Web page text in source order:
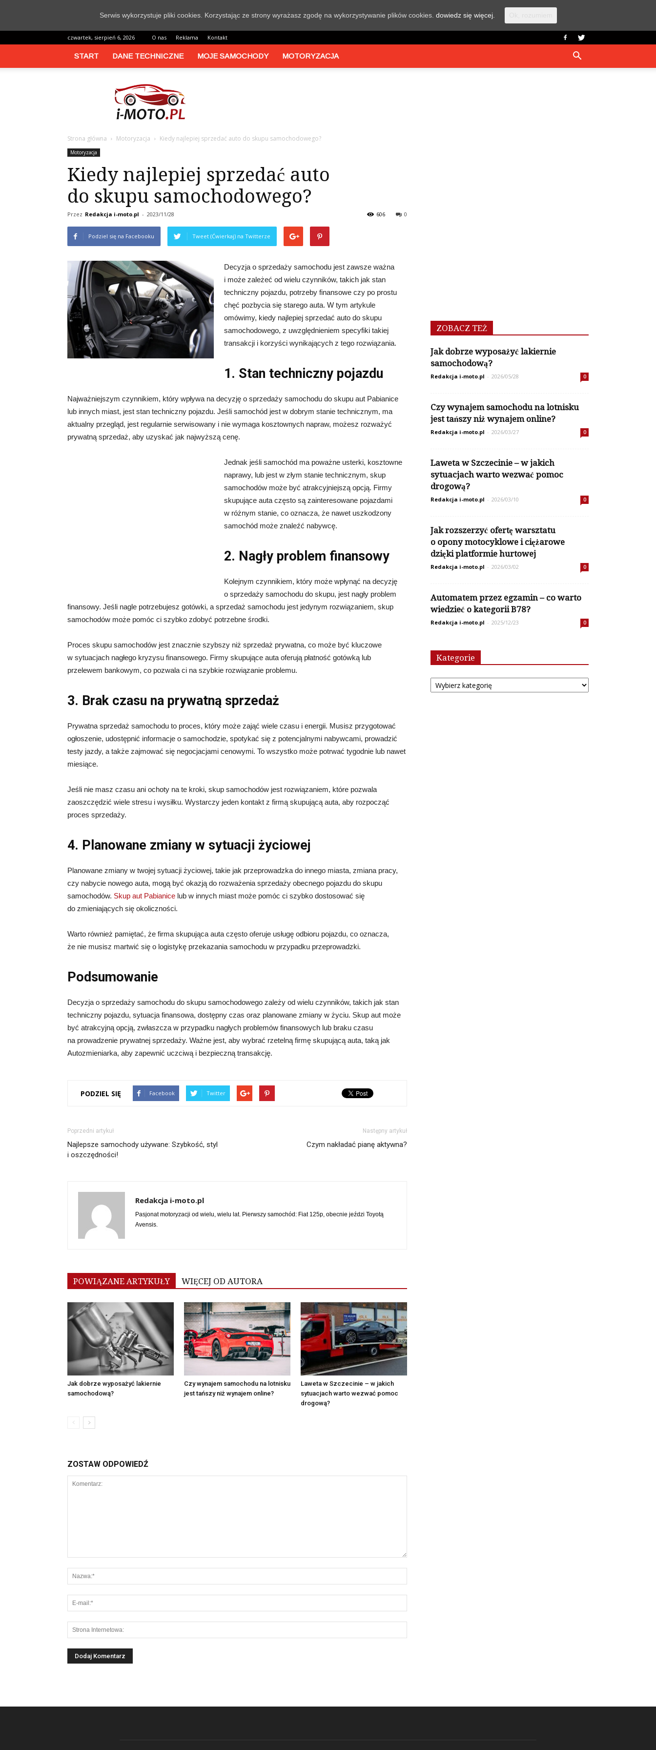
czwartek, sierpień 6, 2026 O nas Reklama Kontakt
START DANE TECHNICZNE MOJE SAMOCHODY MOTORYZACJA
moto.pl
Strona główna Motoryzacja Kiedy najlepiej sprzedać auto do skupu samochodowego?
Motoryzacja
Kiedy najlepiej sprzedać auto
do skupu samochodowego?
Przez Redakcja i-moto.pl - 2023/11/28 0
606
Podziel się na Facebooku Tweet (Ćwierkaj) na Twitterze
Decyzja o sprzedaży samochodu jest zawsze ważna
i może zależeć od wielu czynników, takich jak stan
techniczny pojazdu, potrzeby finansowe czy po prostu
chęć pozbycia się starego auta. W tym artykule
omówimy, kiedy najlepiej sprzedać auto do skupu
samochodowego, z uwzględnieniem specyfiki takiej
transakcji i korzyści wynikających z tego rozwiązania.
1. Stan techniczny pojazdu
Najważniejszym czynnikiem, który wpływa na decyzję o sprzedaży samochodu do skupu aut Pabianice
lub innych miast, jest stan techniczny pojazdu. Jeśli samochód jest w dobrym stanie technicznym, ma
aktualny przegląd, jest regularnie serwisowany i nie wymaga kosztownych napraw, możesz rozważyć
prywatną sprzedaż, aby uzyskać jak najwyższą cenę.
Jednak jeśli samochód ma poważne usterki, kosztowne
naprawy, lub jest w złym stanie technicznym, skup
samochodów może być atrakcyjniejszą opcją. Firmy
skupujące auta często są zainteresowane pojazdami
w różnym stanie, co oznacza, że nawet uszkodzony
samochód może znaleźć nabywcę.
2. Nagły problem finansowy
Kolejnym czynnikiem, który może wpłynąć na decyzję
o sprzedaży samochodu do skupu, jest nagły problem
finansowy. Jeśli nagle potrzebujesz gotówki, a sprzedaż samochodu jest jedynym rozwiązaniem, skup
samochodów może pomóc ci szybko zdobyć potrzebne środki.
Proces skupu samochodów jest znacznie szybszy niż sprzedaż prywatna, co może być kluczowe
w sytuacjach nagłego kryzysu finansowego. Firmy skupujące auta oferują płatność gotówką lub
przelewem bankowym, co pozwala ci na szybkie rozwiązanie problemu.
3. Brak czasu na prywatną sprzedaż
Prywatna sprzedaż samochodu to proces, który może zająć wiele czasu i energii. Musisz przygotować
ogłoszenie, udostępnić informacje o samochodzie, spotykać się z potencjalnymi nabywcami, prowadzić
testy jazdy, a także zajmować się negocjacjami cenowymi. To wszystko może potrwać tygodnie lub nawet
miesiące.
Jeśli nie masz czasu ani ochoty na te kroki, skup samochodów jest rozwiązaniem, które pozwala
zaoszczędzić wiele stresu i wysiłku. Wystarczy jeden kontakt z firmą skupującą auta, aby rozpocząć
proces sprzedaży.
4. Planowane zmiany w sytuacji życiowej
Planowane zmiany w twojej sytuacji życiowej, takie jak przeprowadzka do innego miasta, zmiana pracy,
czy nabycie nowego auta, mogą być okazją do rozważenia sprzedaży obecnego pojazdu do skupu
samochodów. Skup aut Pabianice lub w innych miast może pomóc ci szybko dostosować się
do zmieniających się okoliczności.
Warto również pamiętać, że firma skupująca auta często oferuje usługę odbioru pojazdu, co oznacza,
że nie musisz martwić się o logistykę przekazania samochodu w przypadku przeprowadzki.
Podsumowanie
Decyzja o sprzedaży samochodu do skupu samochodowego zależy od wielu czynników, takich jak stan
techniczny pojazdu, sytuacja finansowa, dostępny czas oraz planowane zmiany w życiu. Skup aut może
być atrakcyjną opcją, zwłaszcza w przypadku nagłych problemów finansowych lub braku czasu
na prowadzenie prywatnej sprzedaży. Ważne jest, aby wybrać rzetelną firmę skupującą auta, taką jak
Autozmieniarka, aby zapewnić uczciwą i bezpieczną transakcję.
PODZIEL SIĘ Facebook Twitter
Poprzedni artykuł
Najlepsze samochody używane: Szybkość, styl
i oszczędności!
Następny artykuł
Czym nakładać pianę aktywna?
Redakcja i-moto.pl
Pasjonat motoryzacji od wielu, wielu lat. Pierwszy samochód: Fiat 125p, obecnie jeździ Toyotą
Avensis.
POWIĄZANE ARTYKUŁY WIĘCEJ OD AUTORA
Jak dobrze wyposażyć lakiernie
samochodową?
Czy wynajem samochodu na lotnisku
jest tańszy niż wynajem online?
Laweta w Szczecinie – w jakich
sytuacjach warto wezwać pomoc
drogową?
ZOSTAW ODPOWIEDŹ
ZOBACZ TEŻ
Jak dobrze wyposażyć lakiernie
samochodową?
Redakcja i-moto.pl - 2026/05/28 0
Czy wynajem samochodu na lotnisku
jest tańszy niż wynajem online?
Redakcja i-moto.pl - 2026/03/27 0
Laweta w Szczecinie – w jakich
sytuacjach warto wezwać pomoc
drogową?
Redakcja i-moto.pl - 2026/03/10 0
Jak rozszerzyć ofertę warsztatu
o opony motocyklowe i ciężarowe
dzięki platformie hurtowej
Redakcja i-moto.pl - 2026/03/02 0
Automatem przez egzamin – co warto
wiedzieć o kategorii B78?
Redakcja i-moto.pl - 2025/12/23 0
Kategorie
Kategorie
Serwis wykorzystuje pliki cookies. Korzystając ze strony wyrażasz zgodę na wykorzystywanie plików cookies. dowiedz się więcej.